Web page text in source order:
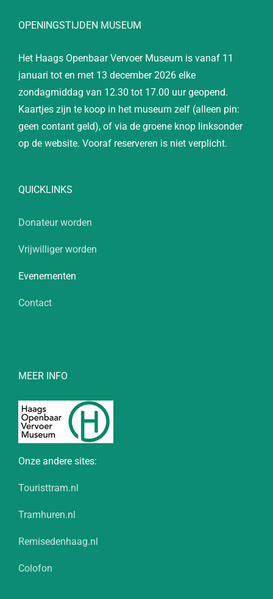
OPENINGSTIJDEN MUSEUM
Het Haags Openbaar Vervoer Museum is vanaf 11
januari tot en met 13 december 2026 elke
zondagmiddag van 12.30 tot 17.00 uur geopend.
Kaartjes zijn te koop in het museum zelf (alleen pin:
geen contant geld), of via de groene knop linksonder
op de website. Vooraf reserveren is niet verplicht.
QUICKLINKS
Donateur worden
Vrijwilliger worden
Evenementen
Contact
MEER INFO
Onze andere sites:
Touristtram.nl
Tramhuren.nl
Remisedenhaag.nl
Colofon